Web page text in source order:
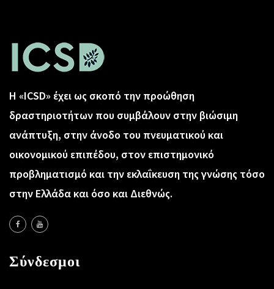
Η «ICSD» έχει ως σκοπό την προώθηση
δραστηριοτήτων που συμβάλουν στην βιώσιμη
ανάπτυξη, στην άνοδο του πνευματικού και
οικονομικού επιπέδου, στον επιστημονικό
προβληματισμό και την εκλαΐκευση της γνώσης τόσο
στην Ελλάδα και όσο και Διεθνώς.
Σύνδεσμοι